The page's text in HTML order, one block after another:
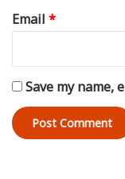
Email *
Save my name,